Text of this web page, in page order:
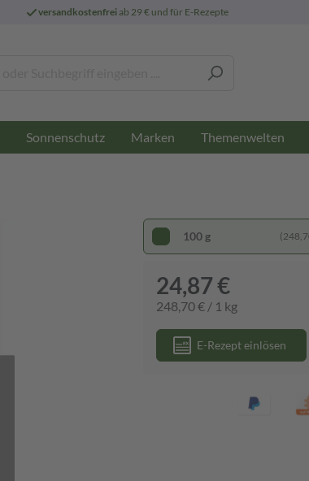
versandkostenfreiab 29 € und für E-Rezepte
Sonnenschutz Marken Themenwelten
100 g
24,87 €
248,70 € / 1 kg
E-Rezept einlösen